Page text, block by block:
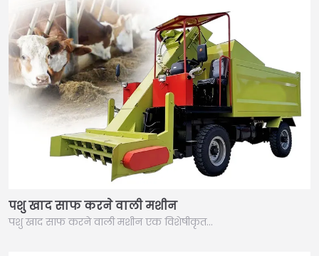
पशु खाद साफ करने वाली मशीन
पशु खाद साफ करने वाली मशीन एक विशेषीकृत…